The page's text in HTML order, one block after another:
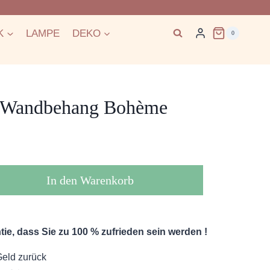
LAMPE DEKO 0
Bohème
In den Warenkorb
dass Sie zu 100 % zufrieden sein werden !
zurück